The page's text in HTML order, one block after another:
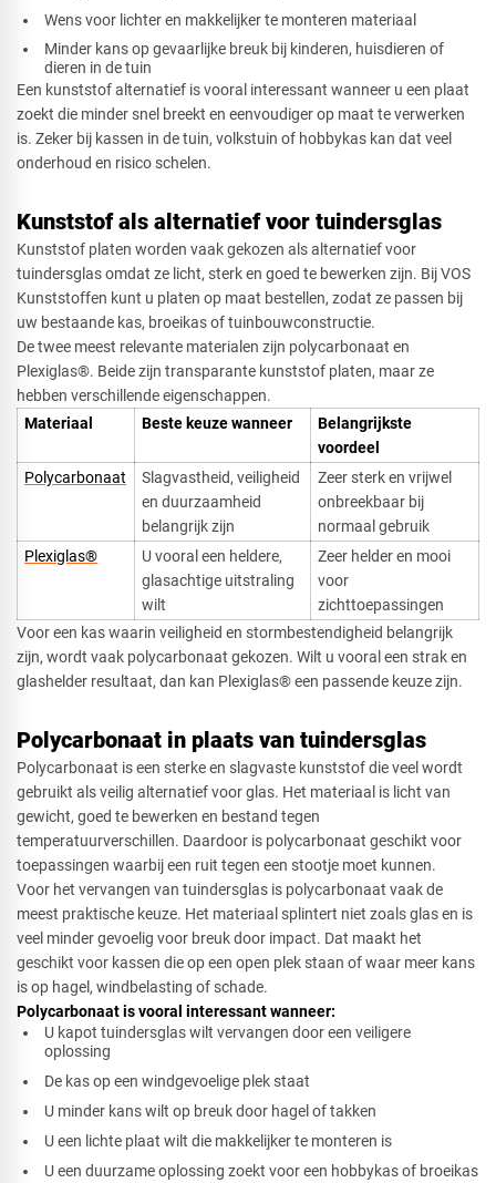
Wens voor lichter en makkelijker te monteren materiaal
Minder kans op gevaarlijke breuk bij kinderen, huisdieren of
dieren in de tuin
Een kunststof alternatief is vooral interessant wanneer u een plaat
zoekt die minder snel breekt en eenvoudiger op maat te verwerken
is. Zeker bij kassen in de tuin, volkstuin of hobbykas kan dat veel
onderhoud en risico schelen.
Kunststof als alternatief voor tuindersglas
Kunststof platen worden vaak gekozen als alternatief voor
tuindersglas omdat ze licht, sterk en goed te bewerken zijn. Bij VOS
Kunststoffen kunt u platen op maat bestellen, zodat ze passen bij
uw bestaande kas, broeikas of tuinbouwconstructie.
De twee meest relevante materialen zijn polycarbonaat en
Plexiglas®. Beide zijn transparante kunststof platen, maar ze
hebben verschillende eigenschappen.
Materiaal​
Beste keuze wanneer
Belangrijkste
voordeel
Polycarbonaat
Slagvastheid, veiligheid
en duurzaamheid
belangrijk zijn
Zeer sterk en vrijwel
onbreekbaar bij
normaal gebruik
Plexiglas®
U vooral een heldere,
glasachtige uitstraling
wilt
Zeer helder en mooi
voor
zichttoepassingen
Voor een kas waarin veiligheid en stormbestendigheid belangrijk
zijn, wordt vaak polycarbonaat gekozen. Wilt u vooral een strak en
glashelder resultaat, dan kan Plexiglas® een passende keuze zijn.
Polycarbonaat in plaats van tuindersglas
Polycarbonaat is een sterke en slagvaste kunststof die veel wordt
gebruikt als veilig alternatief voor glas. Het materiaal is licht van
gewicht, goed te bewerken en bestand tegen
temperatuurverschillen. Daardoor is polycarbonaat geschikt voor
toepassingen waarbij een ruit tegen een stootje moet kunnen.
Voor het vervangen van tuindersglas is polycarbonaat vaak de
meest praktische keuze. Het materiaal splintert niet zoals glas en is
veel minder gevoelig voor breuk door impact. Dat maakt het
geschikt voor kassen die op een open plek staan of waar meer kans
is op hagel, windbelasting of schade.
Polycarbonaat is vooral interessant wanneer:
U kapot tuindersglas wilt vervangen door een veiligere
oplossing
De kas op een windgevoelige plek staat
U minder kans wilt op breuk door hagel of takken
U een lichte plaat wilt die makkelijker te monteren is
U een duurzame oplossing zoekt voor een hobbykas of broeikas